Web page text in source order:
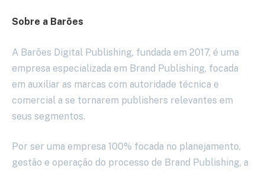
Sobre a Barões
A Barões Digital Publishing, fundada em 2017, é uma
empresa especializada em Brand Publishing, focada
em auxiliar as marcas com autoridade técnica e
comercial a se tornarem publishers relevantes em
seus segmentos.
Por ser uma empresa 100% focada no planejamento,
gestão e operação do processo de Brand Publishing, a